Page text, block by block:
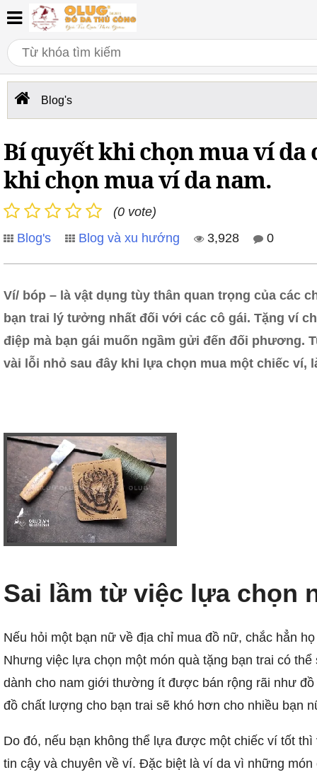
Blog's
Bí quyết khi chọn mua ví
khi chọn mua ví da nam.
(0 vote)
Blog's
Blog và xu hướng 3,928 0
Ví/ bóp – là vật dụng tùy thân quan trọng của các
bạn trai lý tưởng nhất đối với các cô gái. Tặng ví
điệp mà bạn gái muốn ngầm gửi đến đối phương.
vài lỗi nhỏ sau đây khi lựa chọn mua một chiếc ví,
Sai lầm từ việc lựa chọn
Nếu hỏi một bạn nữ về địa chỉ mua đồ nữ, chắc hẳn
Nhưng việc lựa chọn một món quà tặng bạn trai có
dành cho nam giới thường ít được bán rộng rãi như
đồ chất lượng cho bạn trai sẽ khó hơn cho nhiều bạn
Do đó, nếu bạn không thể lựa được một chiếc ví tốt
tin cậy và chuyên về ví. Đặc biệt là ví da vì những